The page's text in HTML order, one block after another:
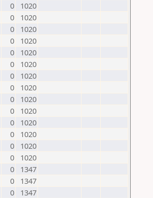
0
1020
0
1020
0
1020
0
1020
0
1020
0
1020
0
1020
0
1020
0
1020
0
1020
0
1020
0
1020
0
1020
0
1020
0
1347
0
1347
0
1347